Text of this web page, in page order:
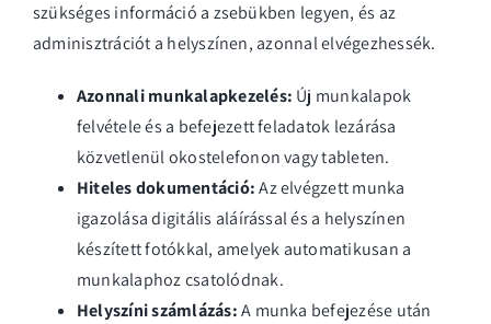
szükséges információ a zsebükben legyen, és az
adminisztrációt a helyszínen, azonnal elvégezhessék.
Azonnali munkalapkezelés: Új munkalapok
felvétele és a befejezett feladatok lezárása
közvetlenül okostelefonon vagy tableten.
Hiteles dokumentáció:Az elvégzett munka
igazolása digitális aláírással és a helyszínen
készített fotókkal, amelyek automatikusan a
munkalaphoz csatolódnak.
Helyszíni számlázás:A munka befejezése után